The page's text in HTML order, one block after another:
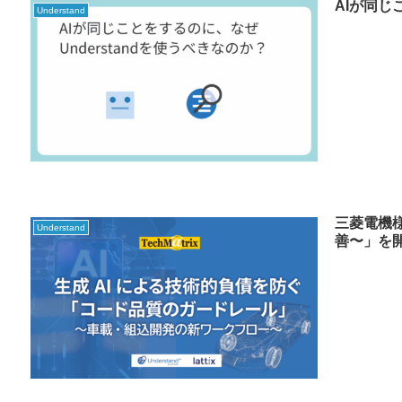
Understand AIが同じ
Understand
三菱電機
善〜」を